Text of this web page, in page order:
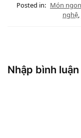
Posted in: Món ngon
nghệ,
Nhập bình luận